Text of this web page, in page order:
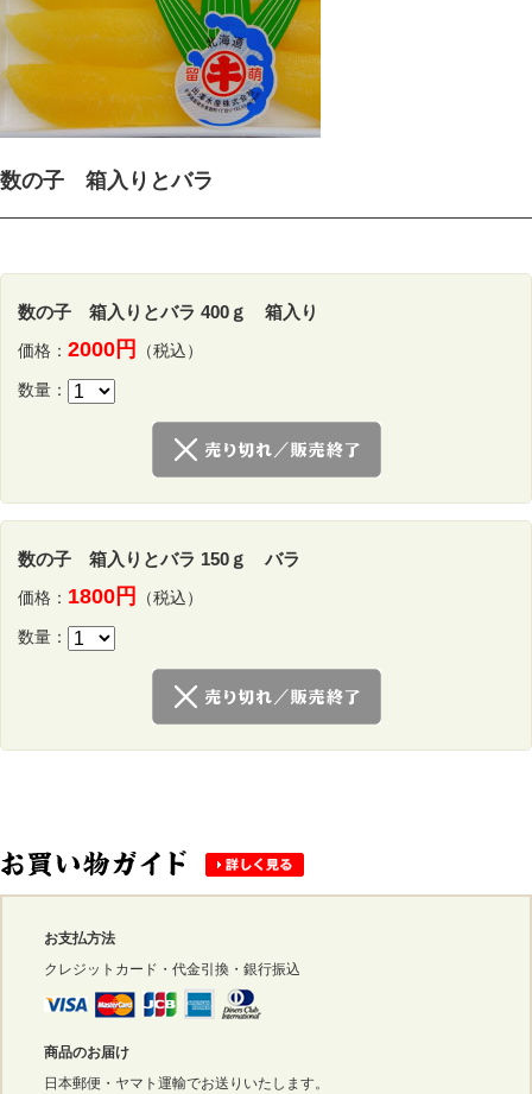
数の子 箱入りとバラ
数の子 箱入りとバラ 400ｇ 箱入り
価格： 2000円 （税込）
数量：
数の子 箱入りとバラ 150ｇ バラ
価格： 1800円 （税込）
数量：
お支払方法
クレジットカード・代金引換・銀行振込
商品のお届け
日本郵便・ヤマト運輸でお送りいたします。